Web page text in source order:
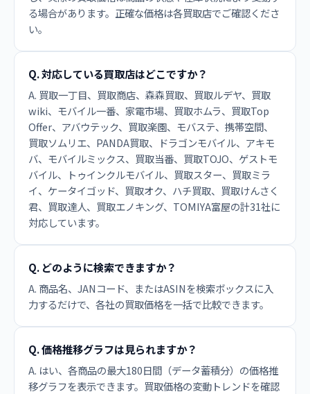
る場合があります。正確な価格は各買取店でご確認くださ
い。
Q. 対応している買取店はどこですか？
A. 買取一丁目、買取商店、森森買取、買取ルデヤ、買取
wiki、モバイル一番、家電市場、買取ホムラ、買取Top
Offer、アバウテック、買取楽園、モバステ、携帯空間、
買取ソムリエ、PANDA買取、ドラゴンモバイル、アキモ
バ、モバイルミックス、買取当番、買取TOJO、ゲストモ
バイル、トゥインクルモバイル、買取スター、買取ミラ
イ、ケータイゴッド、買取オク、ハチ買取、買取けんさく
君、買取達人、買取エノキング、TOMIYA富屋の計31社に
対応しています。
Q. どのように検索できますか？
A. 商品名、JANコード、またはASINを検索ボックスに入
力するだけで、各社の買取価格を一括で比較できます。
Q. 価格推移グラフは見られますか？
A. はい、各商品の最大180日間（データ蓄積分）の価格推
移グラフを表示できます。買取価格の変動トレンドを確認